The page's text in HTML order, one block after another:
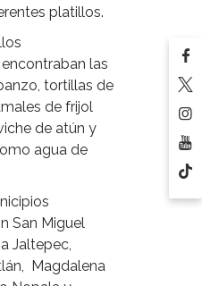
platillos.
las
tortillas de
de frijol
de atún y
agua de
San Miguel
Jaltepec,
Magdalena